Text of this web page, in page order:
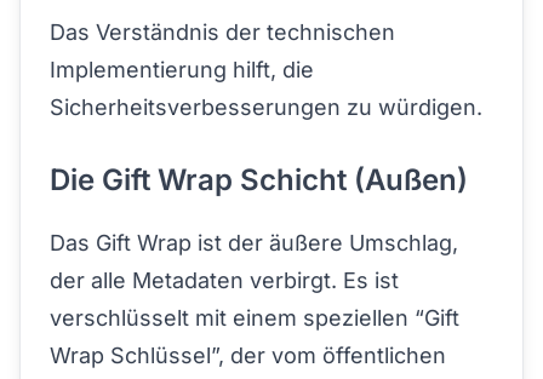
Das Verständnis der technischen
Implementierung hilft, die
Sicherheitsverbesserungen zu würdigen.
Die Gift Wrap Schicht (Außen)
Das Gift Wrap ist der äußere Umschlag,
der alle Metadaten verbirgt. Es ist
verschlüsselt mit einem speziellen “Gift
Wrap Schlüssel”, der vom öffentlichen